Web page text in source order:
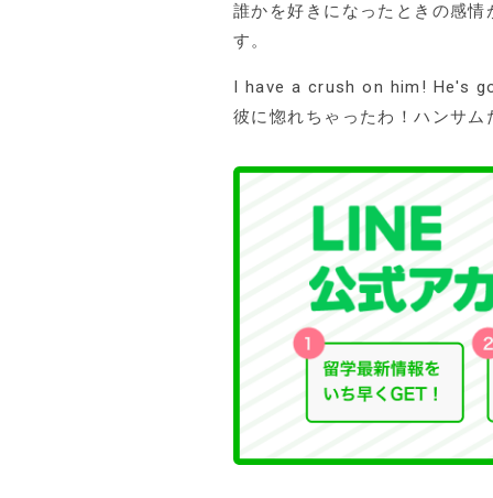
誰かを好きになったときの感
す。
I have a crush on him! He's
彼に惚れちゃったわ！ハンサ